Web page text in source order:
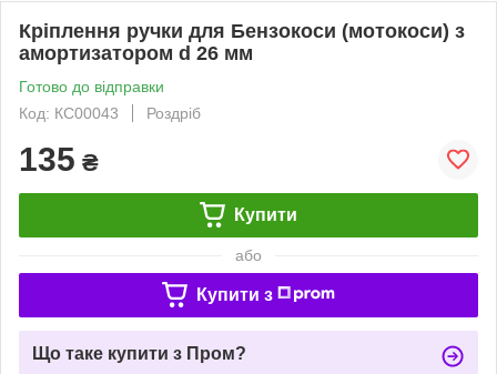
Кріплення ручки для Бензокоси (мотокоси) з
амортизатором d 26 мм
Готово до відправки
Код: КС00043
Роздріб
135 ₴
Купити
або
Купити з
Що таке купити з Пром?